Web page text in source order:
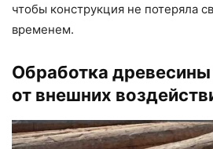
чтобы конструкция не потеряла
временем.
Обработка
от внешних